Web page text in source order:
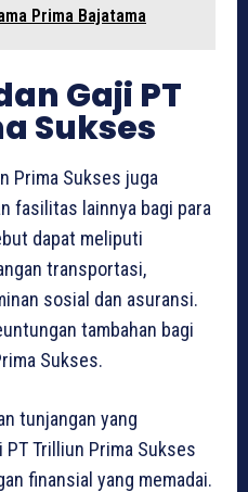
Prima Bajatama
Gaji PT
Sukses
Prima Sukses juga
fasilitas lainnya bagi para
dapat meliputi
transportasi,
sosial dan asuransi.
tambahan bagi
Sukses.
tunjangan yang
PT Trilliun Prima Sukses
finansial yang memadai.